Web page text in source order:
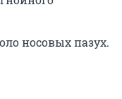
носовых пазух.